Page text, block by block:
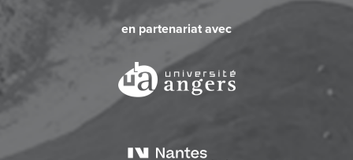
en partenariat avec